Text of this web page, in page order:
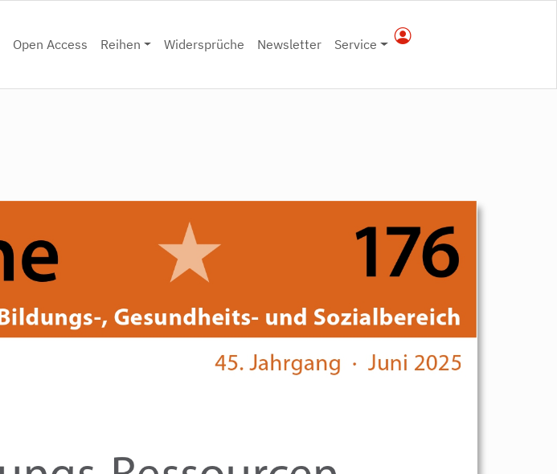
Open Access Reihen Widersprüche Newsletter Service